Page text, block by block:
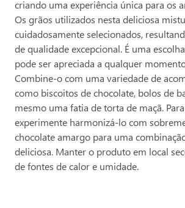
criando uma experiência única para os
Os grãos utilizados nesta deliciosa
cuidadosamente selecionados,
de qualidade excepcional. É uma
pode ser apreciada a qualquer
Combine-o com uma variedade de
como biscoitos de chocolate, bolos de
mesmo uma fatia de torta de maçã.
experimente harmonizá-lo com
chocolate amargo para uma
deliciosa. Manter o produto em local
de fontes de calor e umidade.